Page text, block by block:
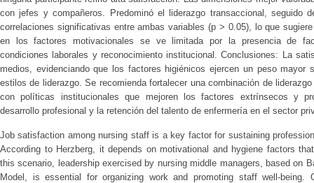
con jefes y compañeros. Predominó el liderazgo transaccional, seguido
correlaciones significativas entre ambas variables (p > 0.05), lo que
en los factores motivacionales se ve limitada por la presencia de
condiciones laborales y reconocimiento institucional. Conclusiones: La
medios, evidenciando que los factores higiénicos ejercen un peso mayor
estilos de liderazgo. Se recomienda fortalecer una combinación de
con políticas institucionales que mejoren los factores extrínsecos y
desarrollo profesional y la retención del talento de enfermería en el sector
Job satisfaction among nursing staff is a key factor for sustaining
According to Herzberg, it depends on motivational and hygiene factors
this scenario, leadership exercised by nursing middle managers, based on
Model, is essential for organizing work and promoting staff well-being.